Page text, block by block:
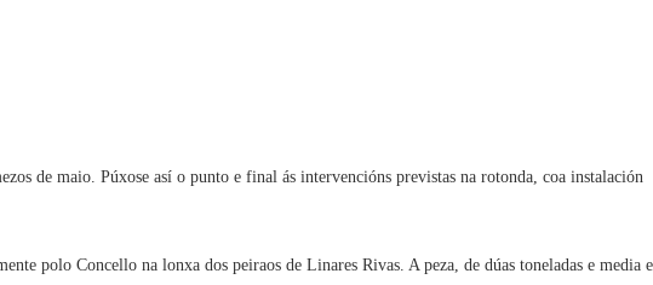
de maio. Púxose así o punto e final ás intervencións previstas na rotonda, coa instalación
polo Concello na lonxa dos peiraos de Linares Rivas. A peza, de dúas toneladas e media e